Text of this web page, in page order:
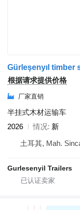
Gürleşenyıl timber
根据请求提供价格
厂家直销
半挂式木材运输车
2026
情况 新
土耳其, Mah.
Gurlesenyil Trailers